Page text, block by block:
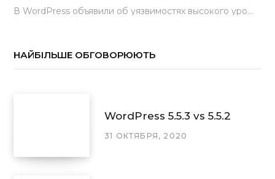
В WordPress объявили об уязвимостях высокого уровня, найденных основной командой разработчиков. В сообщении говорится, что…
НАЙБІЛЬШЕ ОБГОВОРЮЮТЬ
WordPress 5.5.3 vs 5.5.2
31 ОКТЯБРЯ, 2020